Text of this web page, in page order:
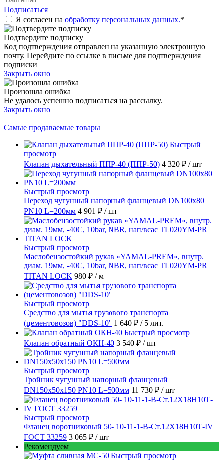
Подписаться
Я согласен на обработку персональных данных.*
Подтвердите подписку
Код подтверждения отправлен на указанную электронную
почту. Перейдите по ссылке в письме для подтверждения
подписки
Закрыть окно
Произошла ошибка
Не удалось успешно подписаться на рассылку.
Закрыть окно
Самые продаваемые товары
Быстрый
просмотр
Клапан дыхательный ППР-40 (ППР-50) 4 320 ₽ / шт
Быстрый просмотр
Переход чугунный напорный фланцевый DN100х80
PN10 L=200мм 4 901 ₽ / шт
Быстрый просмотр
Маслобензостойкий рукав «YAMAL-PREM», внутр.
диам. 19мм, -40C, 10bar, NBR, нап/всас TL020YM-PR
TITAN LOCK 980 ₽ / м
Быстрый просмотр
Средство для мытья грузового транспорта
(цементовозов) "DDS-10" 1 640 ₽ / 5 лит.
Быстрый просмотр
Клапан обратный ОКН-40 3 540 ₽ / шт
Быстрый просмотр
Тройник чугунный напорный фланцевый
DN150х50х150 PN10 L=500мм 11 730 ₽ / шт
Быстрый просмотр
Фланец воротниковый 50- 10-11-1-B-Ст.12Х18Н10Т-IV
ГОСТ 33259 3 065 ₽ / шт
Рекомендуем
Быстрый просмотр